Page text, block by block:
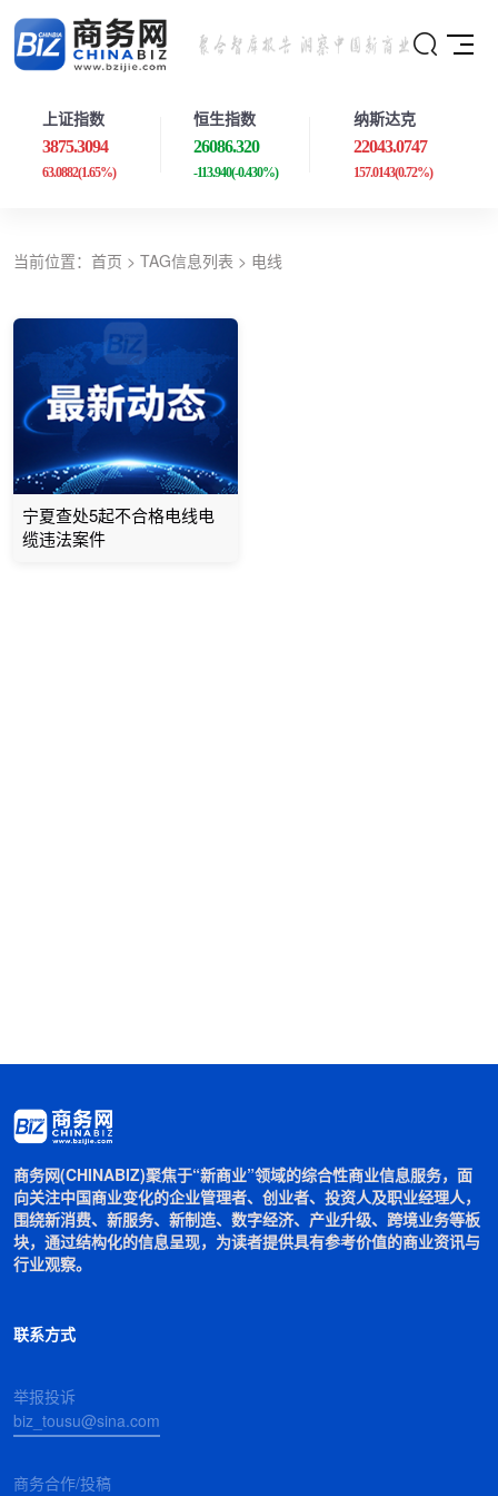
上证指数
3875.3094
63.0882(1.65%)
恒生指数
26086.320
-113.940(-0.430%)
纳斯达克
22043.0747
157.0143(0.72%)
当前位置： 首页 > TAG信息列表 > 电线
宁夏查处5起不合格电线电
缆违法案件
商务网(CHINABIZ)聚焦于“新商业”领域的综合性商业信息服务，面
向关注中国商业变化的企业管理者、创业者、投资人及职业经理人，
围绕新消费、新服务、新制造、数字经济、产业升级、跨境业务等板
块，通过结构化的信息呈现，为读者提供具有参考价值的商业资讯与
行业观察。
联系方式
举报投诉
biz_tousu@sina.com
商务合作/投稿